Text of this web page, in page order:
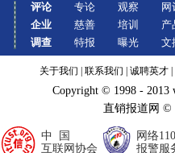
评论
企业
调查
专论
慈善
特报
观察
培训
曝光
网
产
文
关于我们 联系我们 诚聘英才
Copyright © 1998 - 2013
直销报道网
中 国
互联网协会
网络110
报警服